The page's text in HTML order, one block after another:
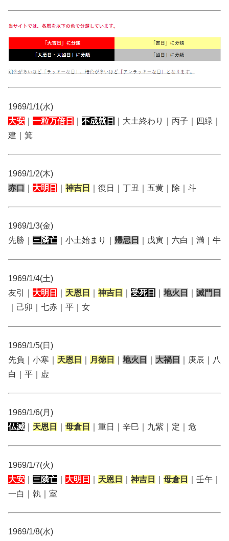
1969/1/1(水)
大安
一粒万倍日 不成就日
｜大土終わり｜丙子｜四緑｜
建｜箕
1969/1/2(木)
赤口
大明日 神吉日 ｜復日｜丁丑｜五黄｜除｜斗
1969/1/3(金)
先勝｜ 三隣亡 ｜小土始まり｜ 帰忌日 ｜戊寅｜六白｜満｜牛
1969/1/4(土)
友引｜ 大明日 天恩日 神吉日 受死日 地火日
滅門日
｜己卯｜七赤｜平｜女
1969/1/5(日)
先負｜小寒｜ 天恩日 月徳日 地火日 大禍日
｜庚辰｜八
白｜平｜虚
1969/1/6(月)
仏滅
天恩日 母倉日 ｜重日｜辛巳｜九紫｜定｜危
1969/1/7(火)
大安
三隣亡 大明日 天恩日 神吉日 母倉日
｜壬午｜
一白｜執｜室
1969/1/8(水)